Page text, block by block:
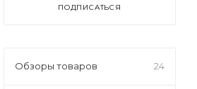
ПОДПИСАТЬСЯ
Обзоры товаров 24